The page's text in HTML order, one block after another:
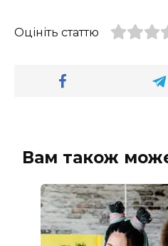
Оцініть статтю
Вам також